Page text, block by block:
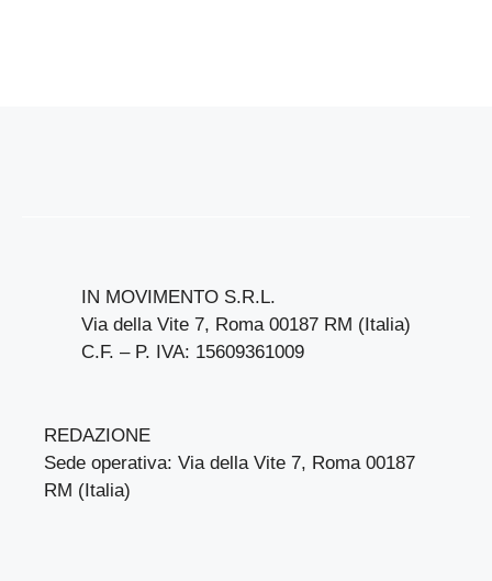
IN MOVIMENTO S.R.L.
Via della Vite 7, Roma 00187 RM (Italia)
C.F. – P. IVA: 15609361009
REDAZIONE
Sede operativa: Via della Vite 7, Roma 00187
RM (Italia)